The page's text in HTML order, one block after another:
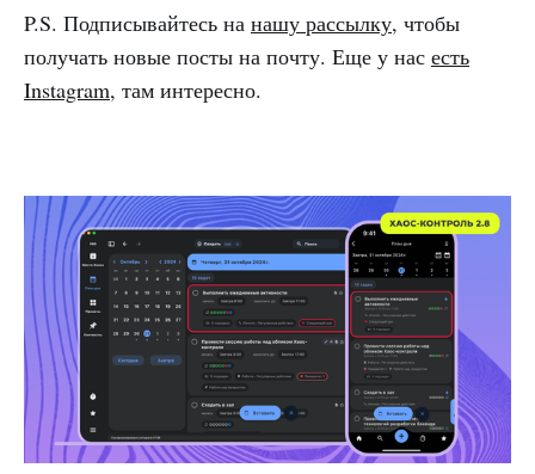
P.S. Подписывайтесь на нашу рассылку, чтобы
получать новые посты на почту. Еще у нас есть
Instagram, там интересно.